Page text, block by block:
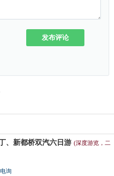
发布评论
、新都桥双汽六日游 (深度游览，二
询